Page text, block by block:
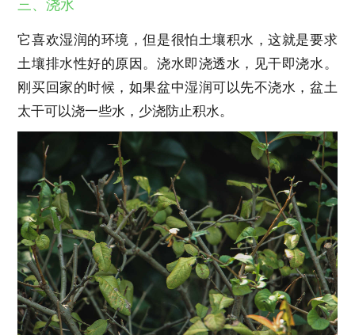
三、浇水
它喜欢湿润的环境，但是很怕土壤积水，这就是要求
土壤排水性好的原因。浇水即浇透水，见干即浇水。
刚买回家的时候，如果盆中湿润可以先不浇水，盆土
太干可以浇一些水，少浇防止积水。